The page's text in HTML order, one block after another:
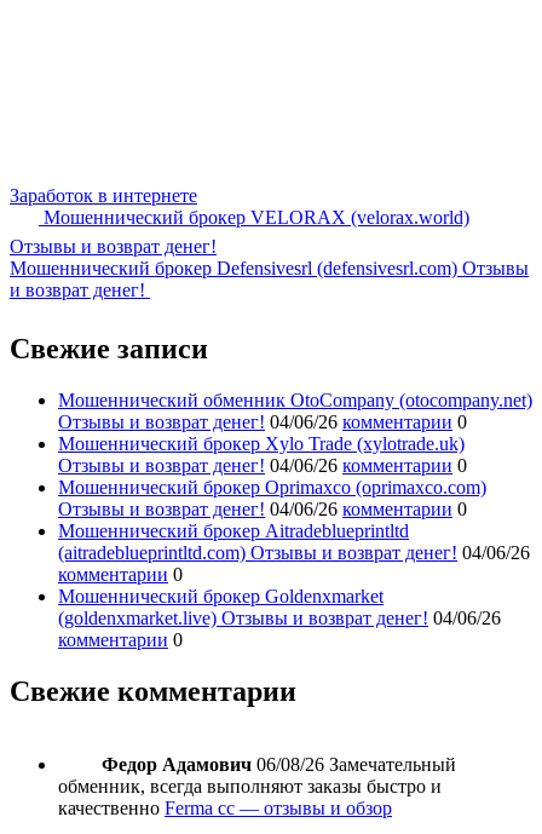
Заработок в интернете
Мошеннический брокер VELORAX (velorax.world)
Отзывы и возврат денег!
Мошеннический брокер Defensivesrl (defensivesrl.com) Отзывы
и возврат денег!
Свежие записи
Мошеннический обменник OtoCompany (otocompany.net)
Отзывы и возврат денег! 04/06/26 комментарии 0
Мошеннический брокер Xylo Trade (xylotrade.uk)
Отзывы и возврат денег! 04/06/26 комментарии 0
Мошеннический брокер Oprimaxco (oprimaxco.com)
Отзывы и возврат денег! 04/06/26 комментарии 0
Мошеннический брокер Aitradeblueprintltd
(aitradeblueprintltd.com) Отзывы и возврат денег! 04/06/26
комментарии 0
Мошеннический брокер Goldenxmarket
(goldenxmarket.live) Отзывы и возврат денег! 04/06/26
комментарии 0
Свежие комментарии
Федор Адамович 06/08/26 Замечательный
обменник, всегда выполняют заказы быстро и
качественно Ferma cc — отзывы и обзор